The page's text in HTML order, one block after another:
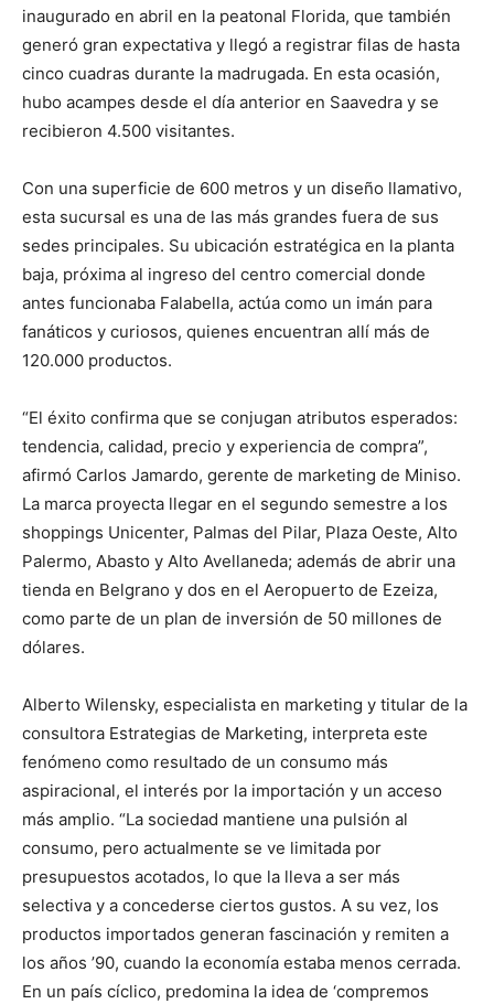
inaugurado en abril en la peatonal Florida, que también
generó gran expectativa y llegó a registrar filas de hasta
cinco cuadras durante la madrugada. En esta ocasión,
hubo acampes desde el día anterior en Saavedra y se
recibieron 4.500 visitantes.
Con una superficie de 600 metros y un diseño llamativo,
esta sucursal es una de las más grandes fuera de sus
sedes principales. Su ubicación estratégica en la planta
baja, próxima al ingreso del centro comercial donde
antes funcionaba Falabella, actúa como un imán para
fanáticos y curiosos, quienes encuentran allí más de
120.000 productos.
“El éxito confirma que se conjugan atributos esperados:
tendencia, calidad, precio y experiencia de compra”,
afirmó Carlos Jamardo, gerente de marketing de Miniso.
La marca proyecta llegar en el segundo semestre a los
shoppings Unicenter, Palmas del Pilar, Plaza Oeste, Alto
Palermo, Abasto y Alto Avellaneda; además de abrir una
tienda en Belgrano y dos en el Aeropuerto de Ezeiza,
como parte de un plan de inversión de 50 millones de
dólares.
Alberto Wilensky, especialista en marketing y titular de la
consultora Estrategias de Marketing, interpreta este
fenómeno como resultado de un consumo más
aspiracional, el interés por la importación y un acceso
más amplio. “La sociedad mantiene una pulsión al
consumo, pero actualmente se ve limitada por
presupuestos acotados, lo que la lleva a ser más
selectiva y a concederse ciertos gustos. A su vez, los
productos importados generan fascinación y remiten a
los años ’90, cuando la economía estaba menos cerrada.
En un país cíclico, predomina la idea de ‘compremos